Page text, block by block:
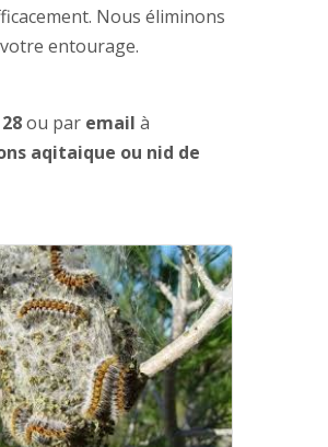
Nous éliminons
entourage.
ou par email à
aqitaique ou nid de